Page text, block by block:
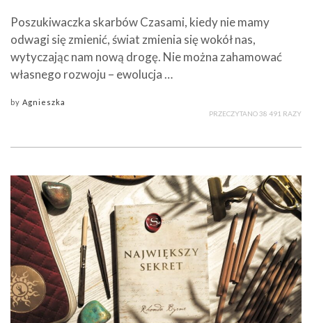
Poszukiwaczka skarbów Czasami, kiedy nie mamy
odwagi się zmienić, świat zmienia się wokół nas,
wytyczając nam nową drogę. Nie można zahamować
własnego rozwoju – ewolucja …
by Agnieszka
PRZECZYTANO 38 491 RAZY